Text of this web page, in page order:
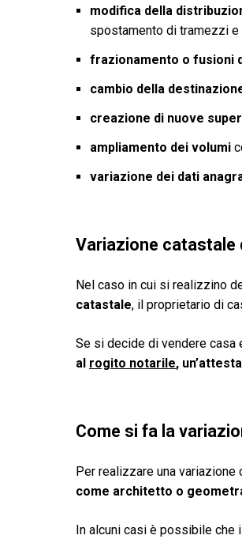
modifica della
spostamento di tramezzi e
frazionamento o fusioni
cambio della
creazione di nuove
ampliamento dei volumi
variazione dei dati
Variazione catastale
Nel caso in cui si realizzino
catastale, il proprietario di
Se si decide di vendere casa
al rogito notarile,
Come si fa la
Per realizzare una
come architetto o
In alcuni casi è possibile che